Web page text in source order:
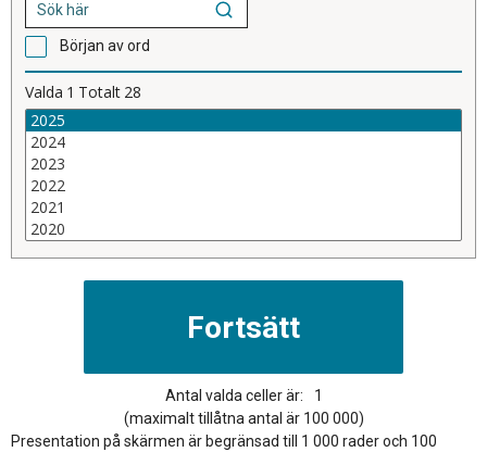
Början av ord
Valda 1 Totalt 28
Antal valda celler är:
1
(maximalt tillåtna antal är 100 000)
Presentation på skärmen är begränsad till 1 000 rader och 100